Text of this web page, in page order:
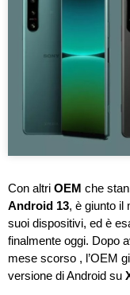
Con altri OEM che
Android 13, è giunto il
suoi dispositivi, ed è
finalmente oggi. Dopo
mese scorso , l’OEM
versione di Android su